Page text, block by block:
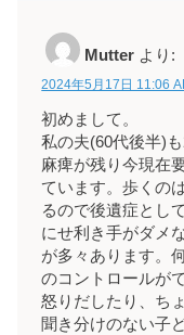
Mutter より:
2024年5月17日 11:06
初めまして。
私の夫(60代後半)
麻痺が残り今現在
ています。歩くの
るので後遺症とし
にせ利き手がダメ
が多々あります。
のコントロールが
怒りだしたり、ち
聞き分けのない子